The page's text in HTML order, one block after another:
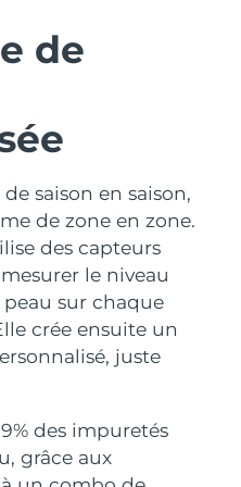
de
saison en saison,
de zone en zone.
des capteurs
le niveau
sur chaque
crée ensuite un
juste
des impuretés
grâce aux
Lifting
on-the-go
& lips
red light therapy
Soin bucco-dentaire
sonic toothbrush
sonic toothbrush
ANTI-ÂGE
Traitements LED
Livraison estimée
Livraison estimée
Livraison estimée 16/08/2026
Livraison estimée
Livraison estimée10/08/2026
Livraison estimée14/08/2026